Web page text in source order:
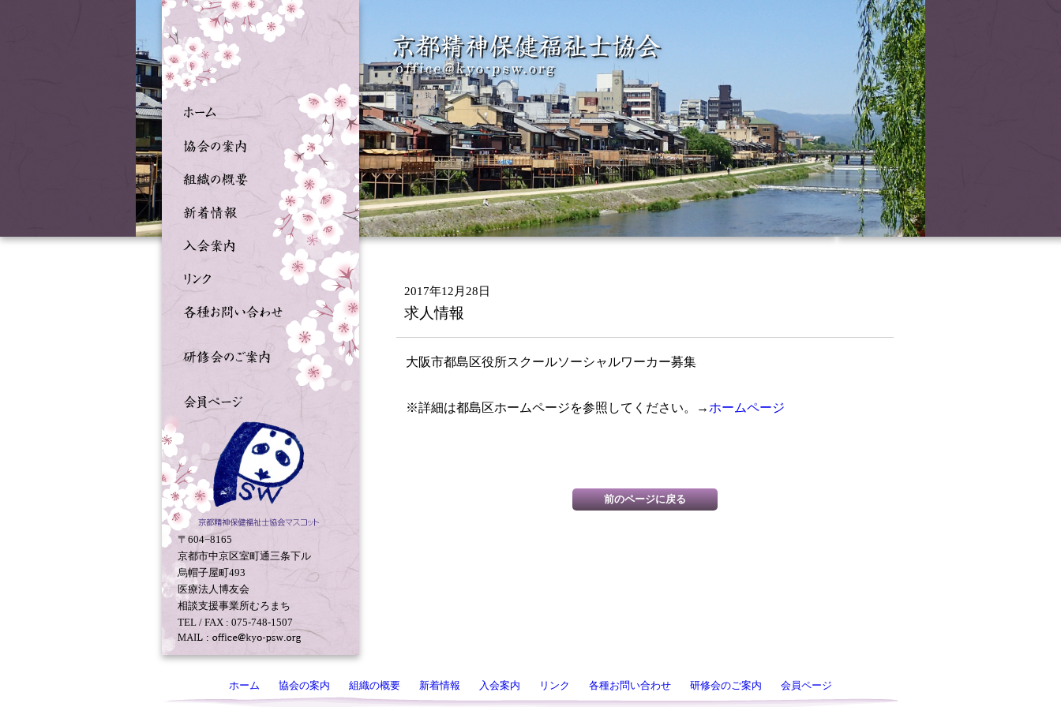
〒604−8165
京都市中京区室町通三条下ル
烏帽子屋町493
医療法人博友会
相談支援事業所むろまち
TEL / FAX : 075-748-1507
2017年12月28日
求人情報
大阪市都島区役所スクールソーシャルワーカー募集
※詳細は都島区ホームページを参照してください。→ ホームページ
ホーム 協会の案内 組織の概要 新着情報 入会案内 リンク 各種お問い合わせ 研修会のご案内 会員ページ